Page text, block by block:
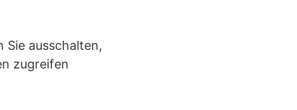
Sie ausschalten,
zugreifen